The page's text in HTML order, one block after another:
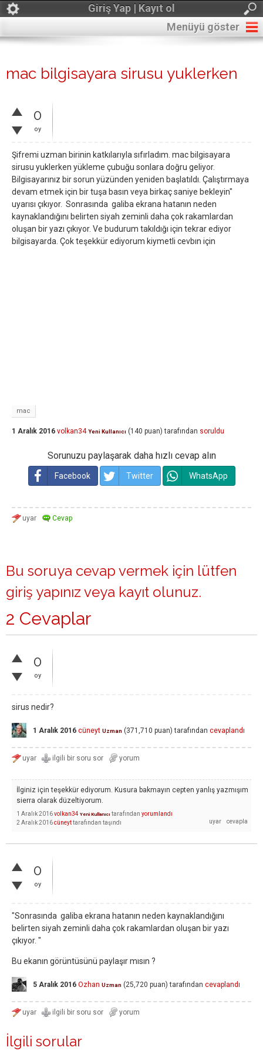
Giriş Yap | Kayıt ol
Menüyü göster
mac bilgisayara sirusu yuklerken
0
oy
Şifremi uzman birinin katkılarıyla sıfırladım. mac bilgisayara
sirusu yuklerken yükleme çubuğu sonlara doğru geliyor.
Bilgisayarınız bir sorun yüzünden yeniden başlatıldı. Çalıştırmaya
devam etmek için bir tuşa basın veya birkaç saniye bekleyin"
uyarısı çıkıyor. Sonrasında galiba ekrana hatanın neden
kaynaklandığını belirten siyah zeminli daha çok rakamlardan
oluşan bir yazı çıkıyor. Ve budurum takıldığı için tekrar ediyor
bilgisayarda. Çok teşekkür ediyorum kiymetli cevbın için
mac
1 Aralık 2016 volkan34 Yeni Kullanıcı (140 puan) tarafından soruldu
Sorunuzu paylaşarak daha hızlı cevap alın
Facebook Twitter WhatsApp
Bu soruya cevap vermek için lütfen
giriş yapınız veya kayıt olunuz.
2 Cevaplar
0
oy
sirus nedir?
1 Aralık 2016 cüneyt Uzman (371,710 puan) tarafından cevaplandı
İlginiz için teşekkür ediyorum. Kusura bakmayın cepten yanlış yazmışım
sierra olarak düzeltiyorum.
1 Aralık 2016volkan34 Yeni Kullanıcı tarafından yorumlandı
2 Aralık 2016cüneyttarafından taşındı
0
oy
"Sonrasında galiba ekrana hatanın neden kaynaklandığını
belirten siyah zeminli daha çok rakamlardan oluşan bir yazı
çıkıyor. "
Bu ekanın görüntüsünü paylaşır mısın ?
5 Aralık 2016 Ozhan Uzman (25,720 puan) tarafından cevaplandı
İlgili sorular